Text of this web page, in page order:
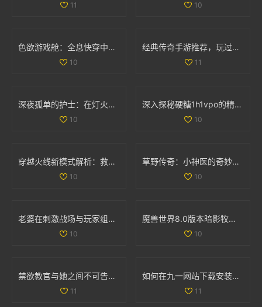
11 10
色欲游戏舱：全息快穿中的情感交错与命运挑战之旅
10
经典传奇手游推荐，玩过这两款你绝对老道了！
11
深夜孤单的护士：在灯火阑珊中守护生命的坚定身影
10
深入探秘硬糖1h1vpo的精彩世界与独特魅力
10
穿越火线新模式解析：救世主与生化终结者的精彩对抗
10
草野传奇：小神医的奇妙人生与风流韵事
10
老婆在刺激战场与玩家组队搭档，让我心酸不已
10
魔兽世界8.0版本暗影牧师PVP天赋全面解析与最佳选择指南
10
禁欲教官与她之间不可告人的秘密与欲望探寻
11
如何在九一网站下载安装NBA应用程序的详细步骤解析
11